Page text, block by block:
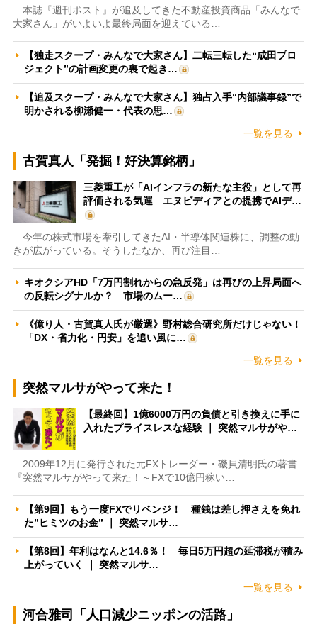
本誌『週刊ポスト』が追及してきた不動産投資商品「みんなで
大家さん」がいよいよ最終局面を迎えている…
【独走スクープ・みんなで大家さん】二転三転した“成田プロ
ジェクト”の計画変更の裏で起き…
【追及スクープ・みんなで大家さん】独占入手“内部議事録”で
明かされる柳瀬健一・代表の思…
一覧を見る
古賀真人「発掘！好決算銘柄」
三菱重工が「AIインフラの新たな主役」として再
評価される気運 エヌビディアとの提携でAIデ…
今年の株式市場を牽引してきたAI・半導体関連株に、調整の動
きが広がっている。そうしたなか、再び注目…
キオクシアHD「7万円割れからの急反発」は再びの上昇局面へ
の反転シグナルか？ 市場のムー…
《億り人・古賀真人氏が厳選》野村総合研究所だけじゃない！
「DX・省力化・円安」を追い風に…
一覧を見る
突然マルサがやって来た！
【最終回】1億6000万円の負債と引き換えに手に
入れたプライスレスな経験 ｜ 突然マルサがや…
2009年12月に発行された元FXトレーダー・磯貝清明氏の著書
『突然マルサがやって来た！～FXで10億円稼い…
【第9回】もう一度FXでリベンジ！ 種銭は差し押さえを免れ
た”ヒミツのお金” ｜ 突然マルサ…
【第8回】年利はなんと14.6％！ 毎日5万円超の延滞税が積み
上がっていく ｜ 突然マルサ…
一覧を見る
河合雅司「人口減少ニッポンの活路」